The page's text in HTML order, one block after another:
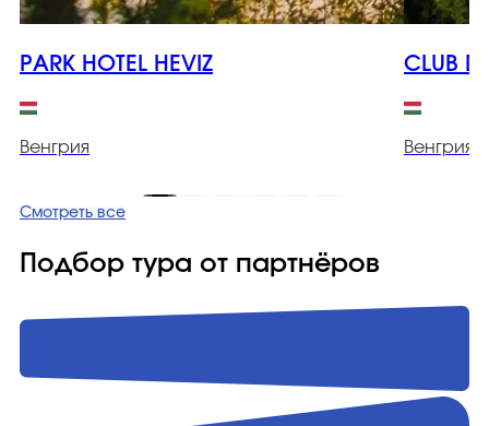
PARK HOTEL HEVIZ
Венгрия
CLUB
Венгрия
Смотреть все
Подбор тура от партнёров